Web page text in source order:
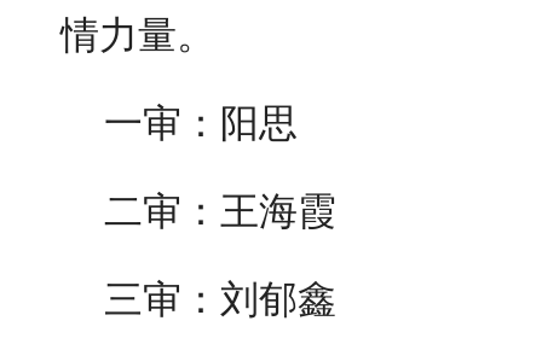
情力量。
一审：阳思
二审：王海霞
三审：刘郁鑫